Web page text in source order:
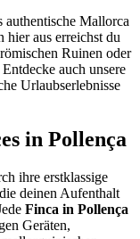
authentische Mallorca
hier aus erreichst du
Ruinen oder
Entdecke auch unsere
Urlaubserlebnisse
in Pollença
ihre erstklassige
deinen Aufenthalt
Finca in Pollença
Geräten,